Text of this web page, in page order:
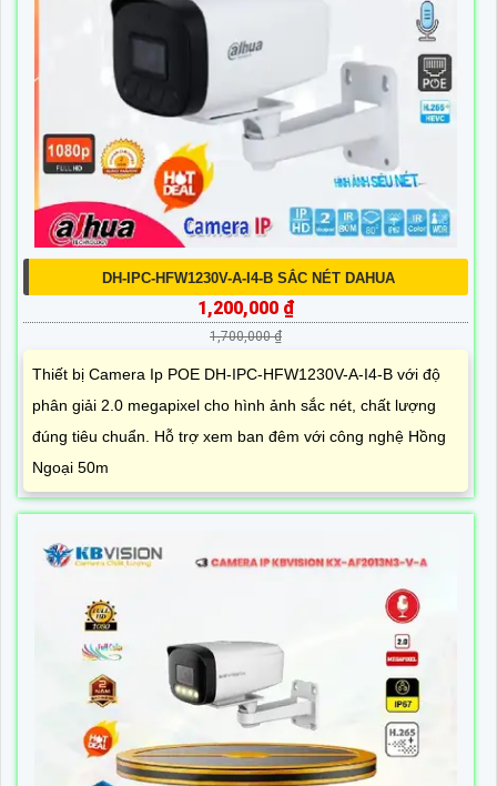
DH-IPC-HFW1230V-A-I4-B SẮC NÉT DAHUA
1,200,000 ₫
1,700,000 ₫
Thiết bị Camera Ip POE DH-IPC-HFW1230V-A-I4-B với độ
phân giải 2.0 megapixel cho hình ảnh sắc nét, chất lượng
đúng tiêu chuẩn. Hỗ trợ xem ban đêm với công nghệ Hồng
Ngoại 50m